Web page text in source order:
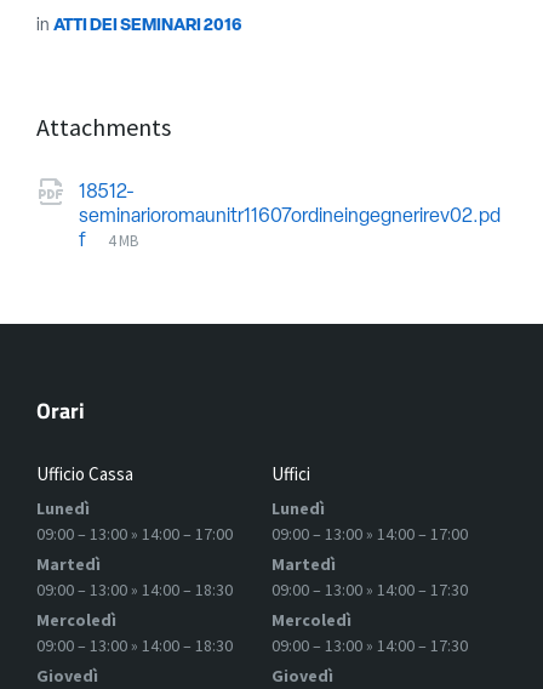
in ATTI DEI SEMINARI 2016
Attachments
18512-
seminarioromaunitr11607ordineingegnerirev02.pd
f
4 MB
Orari
Ufficio Cassa
Lunedì
09:00 – 13:00 » 14:00 – 17:00
Martedì
09:00 – 13:00 » 14:00 – 18:30
Mercoledì
09:00 – 13:00 » 14:00 – 18:30
Giovedì
Uffici
Lunedì
09:00 – 13:00 » 14:00 – 17:00
Martedì
09:00 – 13:00 » 14:00 – 17:30
Mercoledì
09:00 – 13:00 » 14:00 – 17:30
Giovedì